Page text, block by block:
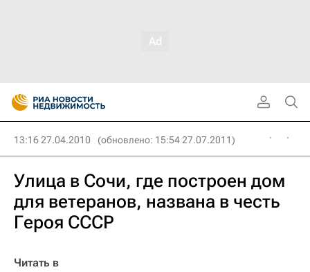
13:16 27.04.2010 (обновлено: 15:54 27.07.2011)
Улица в Сочи, где построен дом
для ветеранов, названа в честь
Героя СССР
Читать в